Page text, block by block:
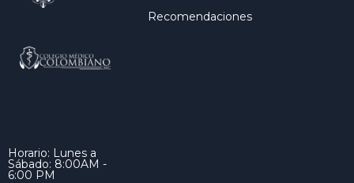
Horario: Lunes a
Sábado: 8:00AM -
6:00 PM
Recomendaciones